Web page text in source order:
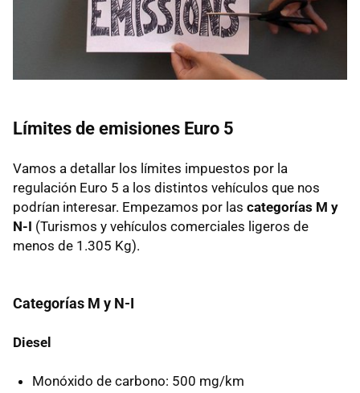
Límites de emisiones Euro 5
Vamos a detallar los límites impuestos por la
regulación Euro 5 a los distintos vehículos que nos
podrían interesar. Empezamos por las categorías M y
N-I (Turismos y vehículos comerciales ligeros de
menos de 1.305 Kg).
Categorías M y N-I
Diesel
Monóxido de carbono: 500 mg/km